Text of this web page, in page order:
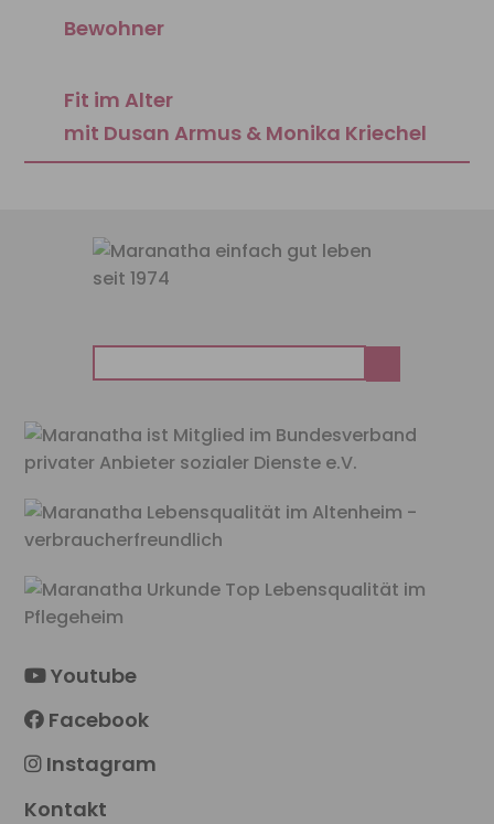
Bewohner
Fit im Alter
mit Dusan Armus & Monika Kriechel
nach:
Youtube
Facebook
Instagram
Kontakt